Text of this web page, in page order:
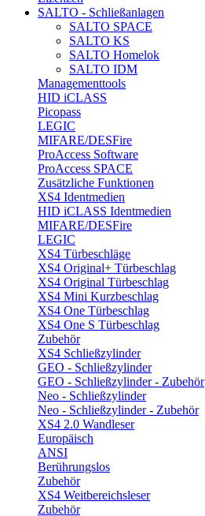
SALTO - Schließanlagen
SALTO SPACE
SALTO KS
SALTO Homelok
SALTO IDM
Managementtools
HID iCLASS
Picopass
LEGIC
MIFARE/DESFire
ProAccess Software
ProAccess SPACE
Zusätzliche Funktionen
XS4 Identmedien
HID iCLASS Identmedien
MIFARE/DESFire
LEGIC
XS4 Türbeschläge
XS4 Original+ Türbeschlag
XS4 Original Türbeschlag
XS4 Mini Kurzbeschlag
XS4 One Türbeschlag
XS4 One S Türbeschlag
Zubehör
XS4 Schließzylinder
GEO - Schließzylinder
GEO - Schließzylinder - Zubehör
Neo - Schließzylinder
Neo - Schließzylinder - Zubehör
XS4 2.0 Wandleser
Europäisch
ANSI
Berührungslos
Zubehör
XS4 Weitbereichsleser
Zubehör